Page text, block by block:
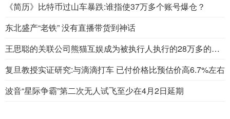
《简历》比特币过山车暴跌:谁指使37万多个账号爆仓？
东北盛产“老铁” 没有直播带货到神话
王思聪的关联公司熊猫互娱成为被执行人执行的28万多的标的
复旦教授实证研究:与滴滴打车 已付价格比预估价高6.7%左右
波音“星际争霸”第二次无人试飞至少在4月2日延期